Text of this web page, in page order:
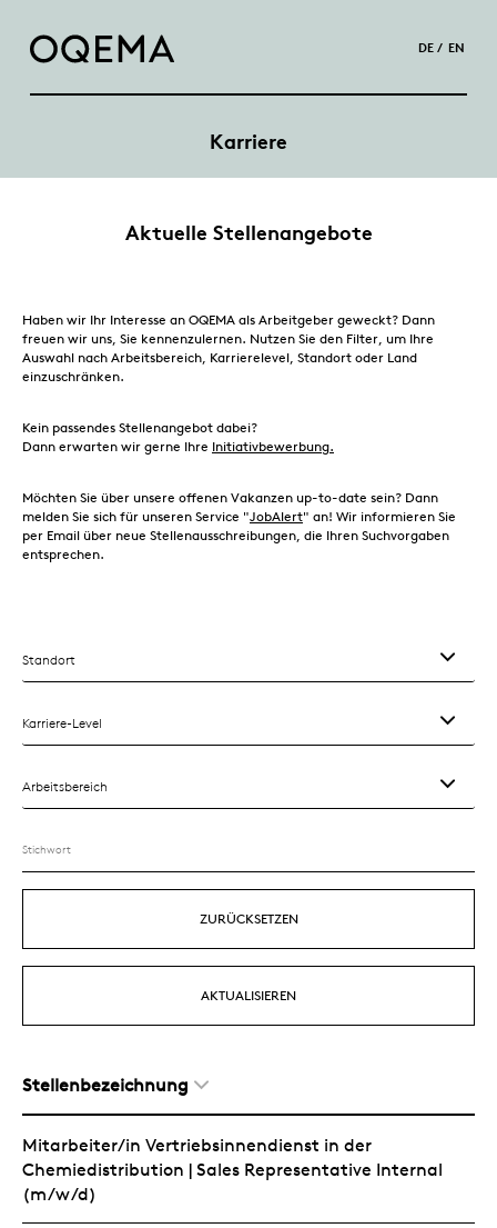
DE EN
Karriere
Aktuelle Stellenangebote
Haben wir Ihr Interesse an OQEMA als Arbeitgeber geweckt? Dann
freuen wir uns, Sie kennenzulernen. Nutzen Sie den Filter, um Ihre
Auswahl nach Arbeitsbereich, Karrierelevel, Standort oder Land
einzuschränken.
Kein passendes Stellenangebot dabei?
Dann erwarten wir gerne Ihre Initiativbewerbung.
Möchten Sie über unsere offenen Vakanzen up-to-date sein? Dann
melden Sie sich für unseren Service "JobAlert" an! Wir informieren Sie
per Email über neue Stellenausschreibungen, die Ihren Suchvorgaben
entsprechen.
Standort
Karriere-Level
Arbeitsbereich
ZURÜCKSETZEN
AKTUALISIEREN
Stellenbezeichnung
Mitarbeiter/in Vertriebsinnendienst in der
Chemiedistribution | Sales Representative Internal
(m/w/d)